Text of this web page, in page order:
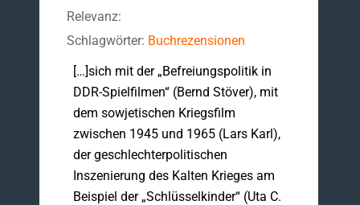
Relevanz:
Schlagwörter: Buchrezensionen
[…]sich mit der „Befreiungspolitik in
DDR-Spielfilmen“ (Bernd Stöver), mit
dem sowjetischen Kriegsfilm
zwischen 1945 und 1965 (Lars Karl),
der geschlechterpolitischen
Inszenierung des Kalten Krieges am
Beispiel der „Schlüsselkinder“ (Uta C.